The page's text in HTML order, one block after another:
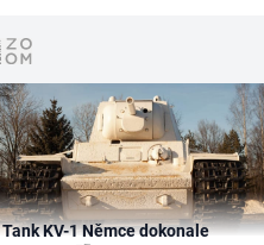
Tank KV-1 Němce dokonale